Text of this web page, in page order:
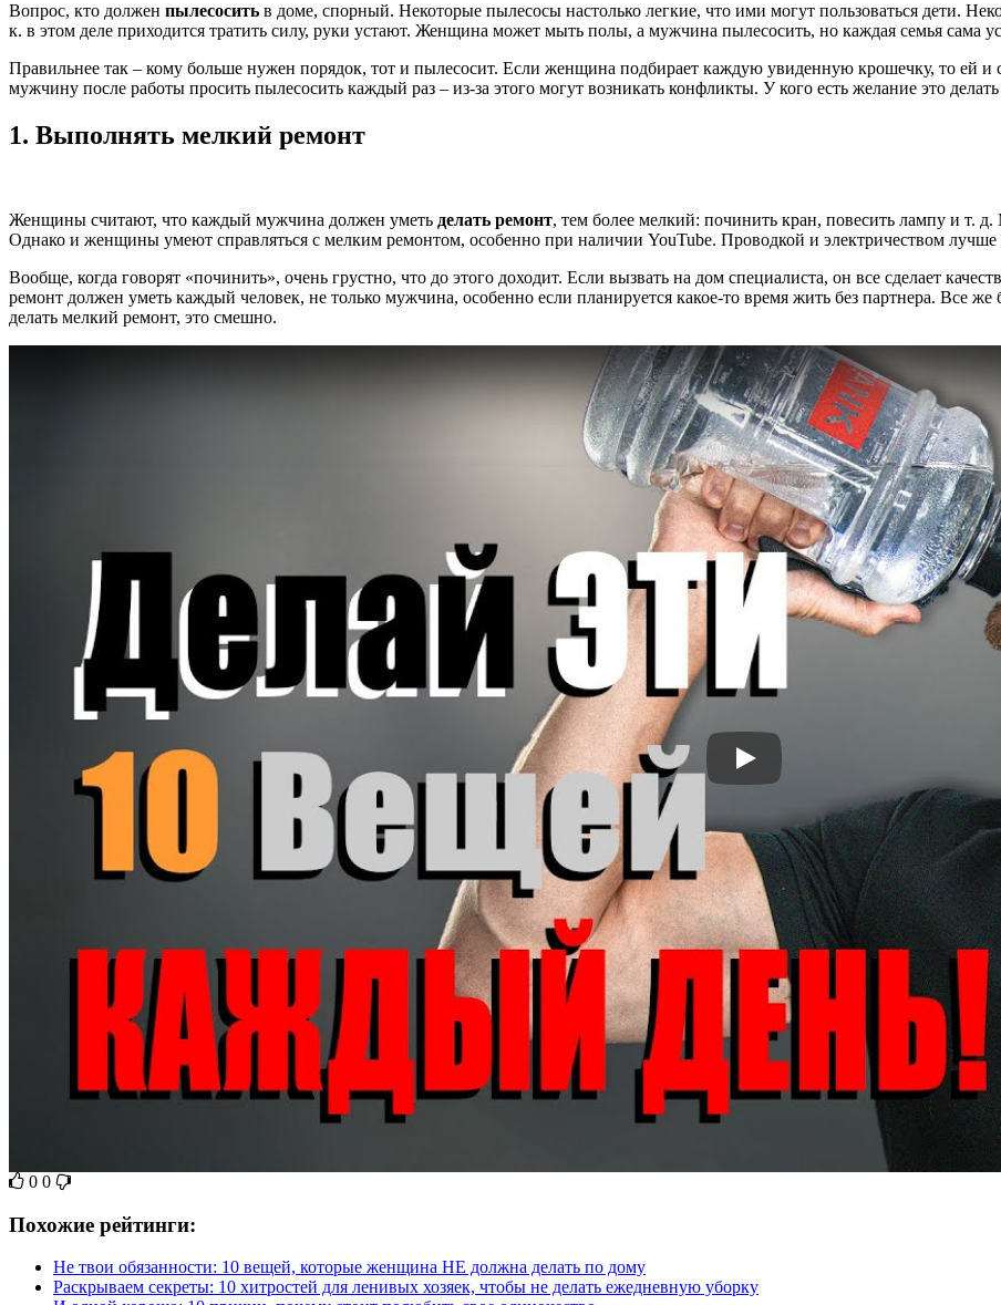
Вопрос, кто должен пылесосить в доме, спорный. Некоторые пылесосы настолько легкие, что ими могут пользоваться дети.
к. в этом деле приходится тратить силу, руки устают. Женщина может мыть полы, а мужчина пылесосить, но каждая семья сама
Правильнее так – кому больше нужен порядок, тот и пылесосит. Если женщина подбирает каждую увиденную крошечку, то ей и
мужчину после работы просить пылесосить каждый раз – из-за этого могут возникать конфликты. У кого есть желание это делать
1. Выполнять мелкий ремонт
Женщины считают, что каждый мужчина должен уметь делать ремонт, тем более мелкий: починить кран, повесить лампу и т.
Однако и женщины умеют справляться с мелким ремонтом, особенно при наличии YouTube. Проводкой и электричеством лучше
Вообще, когда говорят «починить», очень грустно, что до этого доходит. Если вызвать на дом специалиста, он все сделает
ремонт должен уметь каждый человек, не только мужчина, особенно если планируется какое-то время жить без партнера. Все
делать мелкий ремонт, это смешно.
0 0
Похожие рейтинги:
Не твои обязанности: 10 вещей, которые женщина НЕ должна делать по дому
Раскрываем секреты: 10 хитростей для ленивых хозяек, чтобы не делать ежедневную уборку